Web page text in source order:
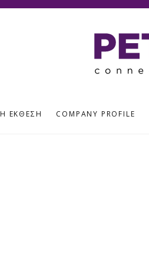
Η ΈΚΘΕΣΗ COMPANY PROFILE